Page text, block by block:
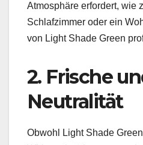
Atmosphäre erfordert, wie
Schlafzimmer oder ein
von Light Shade Green
2. Frische
Neutralität
Obwohl Light Shade